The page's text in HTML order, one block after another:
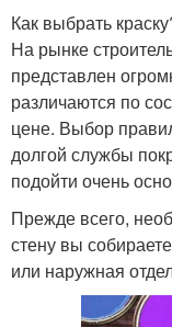
Как выбрать
На рынке
представлен
различаются по
цене. Выбор
долгой службы
подойти очень
Прежде всего,
стену вы
или наружная